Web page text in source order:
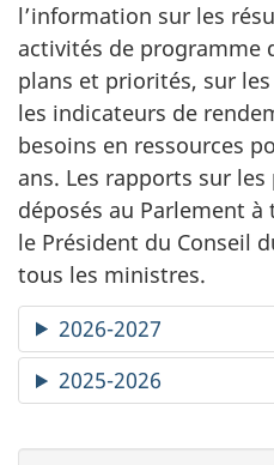
l’information sur les
activités de programme
plans et priorités, sur
les indicateurs de
besoins en ressources
ans. Les rapports sur
déposés au Parlement
le Président du Conseil
tous les ministres.
2026-2027
2025-2026